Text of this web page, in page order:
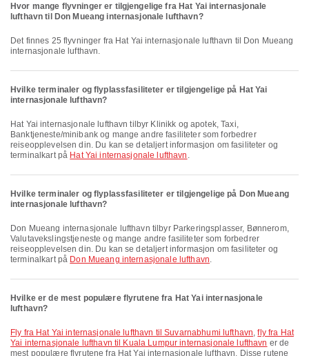
Hvor mange flyvninger er tilgjengelige fra Hat Yai internasjonale
lufthavn til Don Mueang internasjonale lufthavn?
Det finnes 25 flyvninger fra Hat Yai internasjonale lufthavn til Don Mueang
internasjonale lufthavn.
Hvilke terminaler og flyplassfasiliteter er tilgjengelige på Hat Yai
internasjonale lufthavn?
Hat Yai internasjonale lufthavn tilbyr Klinikk og apotek, Taxi,
Banktjeneste/minibank og mange andre fasiliteter som forbedrer
reiseopplevelsen din. Du kan se detaljert informasjon om fasiliteter og
terminalkart på Hat Yai internasjonale lufthavn .
Hvilke terminaler og flyplassfasiliteter er tilgjengelige på Don Mueang
internasjonale lufthavn?
Don Mueang internasjonale lufthavn tilbyr Parkeringsplasser, Bønnerom,
Valutavekslingstjeneste og mange andre fasiliteter som forbedrer
reiseopplevelsen din. Du kan se detaljert informasjon om fasiliteter og
terminalkart på Don Mueang internasjonale lufthavn.
Hvilke er de mest populære flyrutene fra Hat Yai internasjonale
lufthavn?
fly fra Hat Yai internasjonale lufthavn til Suvarnabhumi lufthavn,fly fra Hat
Yai internasjonale lufthavn til Kuala Lumpur internasjonale lufthavn er de
mest populære flyrutene fra Hat Yai internasjonale lufthavn. Disse rutene